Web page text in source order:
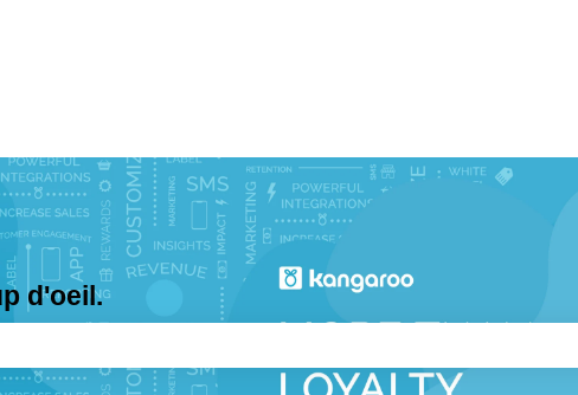
d'oeil.
recherche est vide.